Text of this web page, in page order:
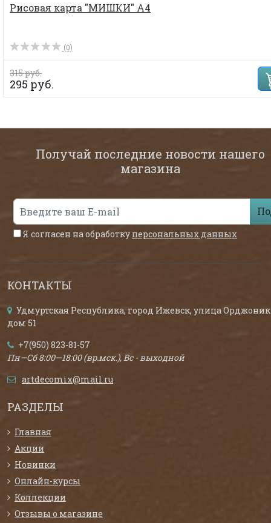
Рисовая карта "МИШКИ" А4
(0)
315 руб.
295 руб.
Получай последние новости нашего
магазина
Я согласен на обработку персональных данных
КОНТАКТЫ
Удмуртская Республика, город Ижевск, улица
дом 51
+7(950) 823-81-57
Пн—Сб 8:00—18:00 (вр.мск.), Вс - выходной
artdecomix@mail.ru
РАЗДЕЛЫ
Главная
Акции
Новинки
Онлайн-курсы
Коллекции
Отзывы о магазине